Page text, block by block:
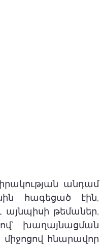
անդամ
հագեցած էին,
այնպիսի թեմաներ,
խաղայնացման
հնարավոր